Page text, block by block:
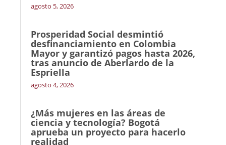
agosto 5, 2026
Prosperidad Social desmintió
desfinanciamiento en Colombia
Mayor y garantizó pagos hasta 2026,
tras anuncio de Aberlardo de la
Espriella
agosto 4, 2026
¿Más mujeres en las áreas de
ciencia y tecnología? Bogotá
aprueba un proyecto para hacerlo
realidad